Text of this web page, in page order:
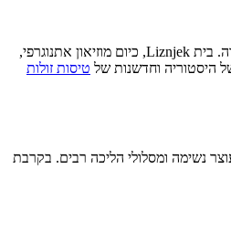
ההיסטוריה של קרניסקה גורה שזורה עמוקות עם המסורות האלפיניות והספורט החורפי שמגדירים את האזור. כאתר סקי ידוע ומארח אירועי גביע העולם, יש לו מורשת ספורטיבית עשירה. בית Liznjek, כיום מוזיאון אתנוגרפי,
היסטוריה וחדשנות של טיסות זולות
נשימה ומסלולי הליכה רבים. בקרבת